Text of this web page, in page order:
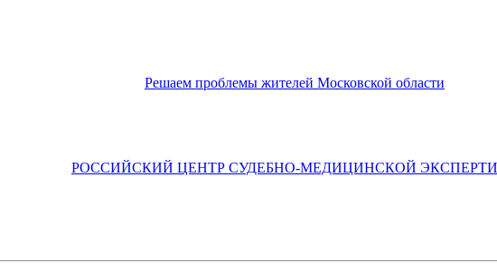
Решаем проблемы жителей Московской области
РОССИЙСКИЙ ЦЕНТР СУДЕБНО-МЕДИЦИНСКОЙ